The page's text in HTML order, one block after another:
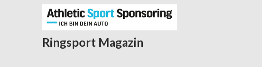
Ringsport Magazin